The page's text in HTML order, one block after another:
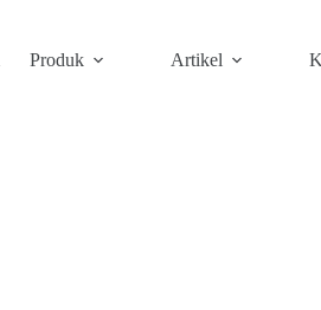
Produk Artikel